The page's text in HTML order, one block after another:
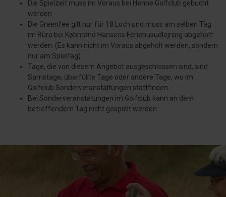
Die Spielzeit muss im Voraus bei Henne Golfclub gebucht
werden
Die Greenfee gilt nur für 18 Loch und muss am selben Tag
im Büro bei Købmand Hansens Feriehusudlejning abgeholt
werden. (Es kann nicht im Voraus abgeholt werden, sondern
nur am Spieltag)
Tage, die von diesem Angebot ausgeschlossen sind, sind
Samstage, überfüllte Tage oder andere Tage, wo im
Golfclub Sonderveranstaltungen stattfinden.
Bei Sonderveranstatungen im Golfclub kann an dem
betreffendem Tag nicht gespielt werden.